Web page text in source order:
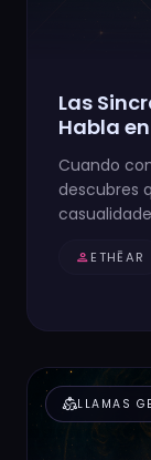
Las
Habla
Cuando
descubres
personETHĒAR
diversity_2LLAMAS